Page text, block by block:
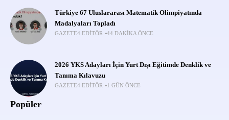
Türkiye 67 Uluslararası Matematik Olimpiyatında
Madalyaları Topladı
GAZETE4 EDITÖR 44 DAKIKA ÖNCE
2026 YKS Adayları İçin Yurt Dışı Eğitimde Denklik ve
Tanıma Kılavuzu
GAZETE4 EDITÖR 1 GÜN ÖNCE
Popüler